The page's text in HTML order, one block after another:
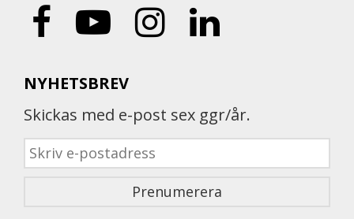
NYHETSBREV
Skickas med e-post sex ggr/år.